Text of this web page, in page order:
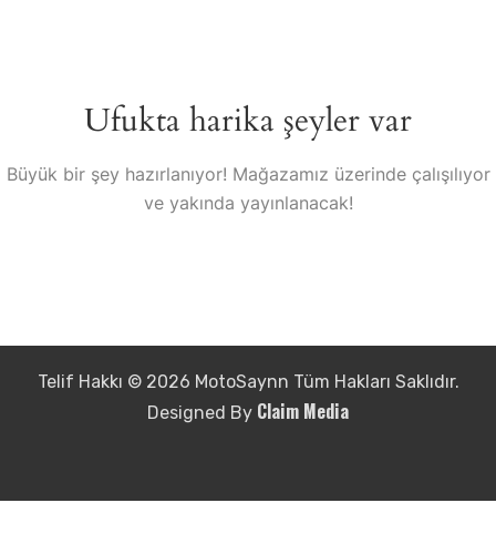
Ufukta harika şeyler var
Büyük bir şey hazırlanıyor! Mağazamız üzerinde çalışılıyor
ve yakında yayınlanacak!
Telif Hakkı © 2026 MotoSaynn Tüm Hakları Saklıdır.
Designed By Claim Media